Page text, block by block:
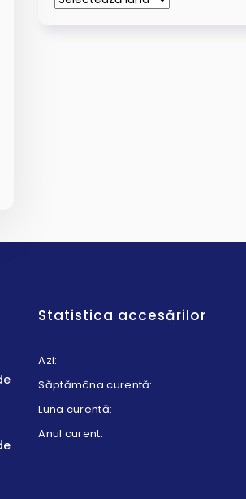
Statistica accesărilor
Azi:
Săptămâna curentă:
Luna curentă:
Anul curent: